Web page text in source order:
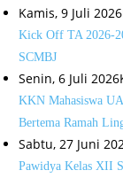
Kamis, 9 Juli 2026
Kick Off TA 2026-
SCMBJ
Senin, 6 Juli 2026
KKN Mahasiswa
Bertema Ramah
Sabtu, 27 Juni
Pawidya Kelas XII